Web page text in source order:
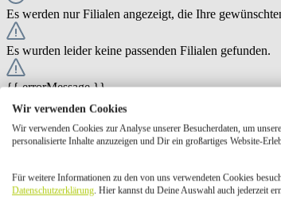
Es werden nur Filialen angezeigt, die Ihre
Es wurden leider keine passenden Filialen gefunden.
{{ errorMessage }}
{{
{{ store.label }}
Ausgewählt Auswählen Öffnungszeiten
Öffnungszeiten:
Wir verwenden Cookies
Wir verwenden Cookies zur Analyse unserer Besucherdaten, um
personalisierte Inhalte anzuzeigen und Dir ein großartiges Website-
Für weitere Informationen zu den von uns verwendeten Cookies
Datenschutzerklärung. Hier kannst du Deine Auswahl auch jederzeit